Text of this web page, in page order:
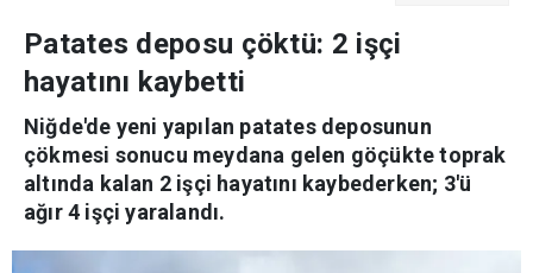
Patates deposu çöktü: 2 işçi
hayatını kaybetti
Niğde'de yeni yapılan patates deposunun
çökmesi sonucu meydana gelen göçükte toprak
altında kalan 2 işçi hayatını kaybederken; 3'ü
ağır 4 işçi yaralandı.